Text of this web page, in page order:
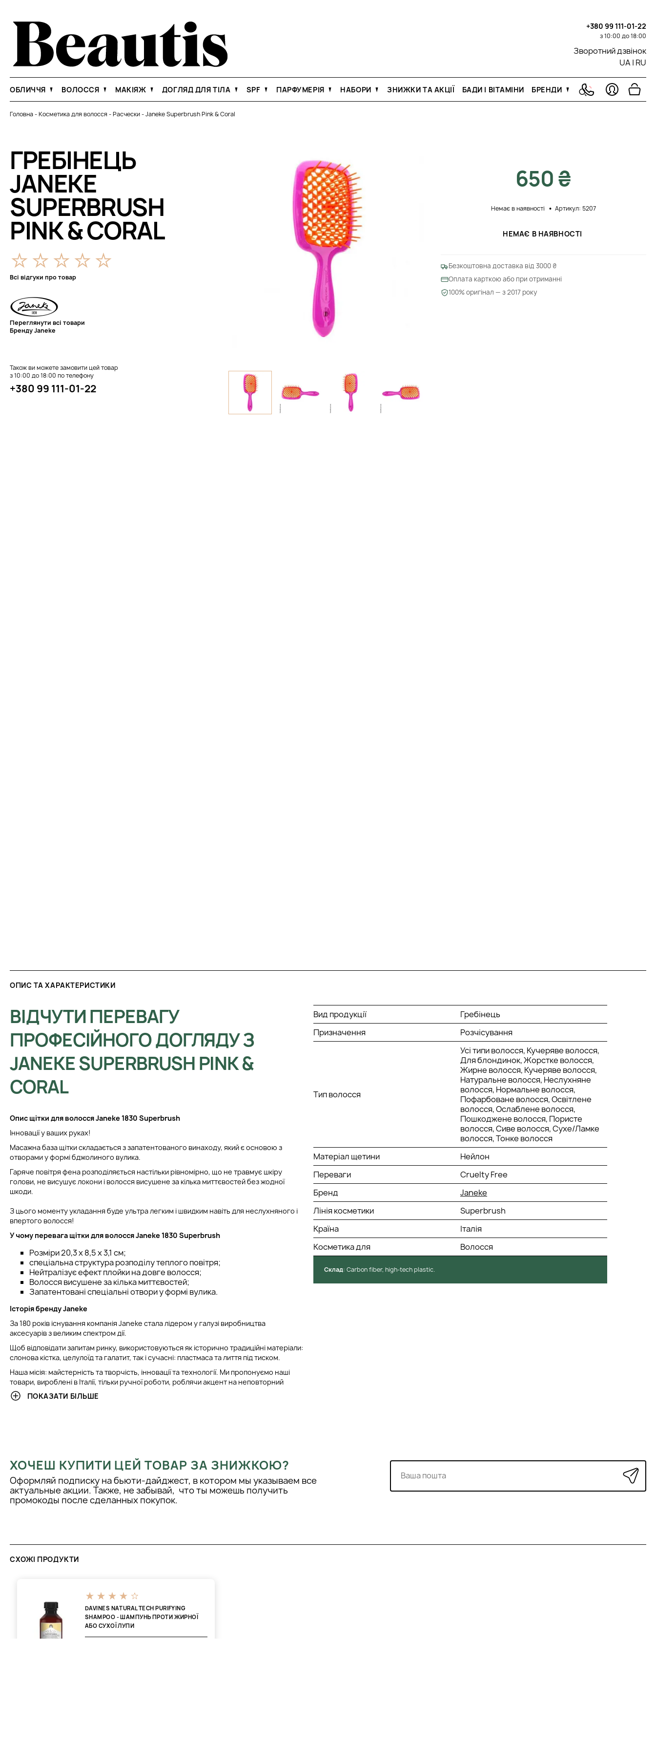
+380 99 111-01-22
з 10:00 до 18:00
Зворотний дзвінок
UA | RU
ОБЛИЧЧЯ ВОЛОССЯ МАКІЯЖ ДОГЛЯД ДЛЯ ТІЛА SPF ПАРФУМЕРІЯ НАБОРИ ЗНИЖКИ ТА АКЦІЇ БАДИ І ВІТАМІНИ БРЕНДИ
Головна-Косметика для волосся -Расчески-Janeke Superbrush Pink & Coral
ГРЕБІНЕЦЬ
JANEKE
SUPERBRUSH
PINK & CORAL
Всі відгуки про товар
Переглянути всі товари
Бренду Janeke
Також ви можете замовити цей товар
з 10:00 до 18:00 по телефону
+380 99 111-01-22
650 ₴
Немає в наявності Артикул: 5207
НЕМАЄ В НАЯВНОСТІ
Безкоштовна доставка від 3000 ₴
Оплата карткою або при отриманні
100% оригінал — з 2017 року
ОПИС ТА ХАРАКТЕРИСТИКИ
ВІДЧУТИ ПЕРЕВАГУ
ПРОФЕСІЙНОГО ДОГЛЯДУ З
JANEKE SUPERBRUSH PINK &
CORAL
Опис щітки для волосся Janeke 1830 Superbrush
Інновації у ваших руках!
Масажна база щітки складається з запатентованого винаходу, який є основою з
отворами у формі бджолиного вулика.
Гаряче повітря фена розподіляється настільки рівномірно, що не травмує шкіру
голови, не висушує локони і волосся висушене за кілька миттєвостей без жодної
шкоди.
З цього моменту укладання буде ультра легким і швидким навіть для неслухняного і
впертого волосся!
У чому перевага щітки для волосся Janeke 1830 Superbrush
Розміри 20,3 x 8,5 x 3,1 см;
спеціальна структура розподілу теплого повітря;
Нейтралізує ефект плойки на довге волосся;
Волосся висушене за кілька миттєвостей;
Запатентовані спеціальні отвори у формі вулика.
Історія бренду Janeke
За 180 років існування компанія Janeke стала лідером у галузі виробництва
аксесуарів з великим спектром дії.
Щоб відповідати запитам ринку, використовуються як історично традиційні матеріали:
слонова кістка, целулоїд та галатит, так і сучасні: пластмаса та лиття під тиском.
Наша місія: майстерність та творчість, інновації та технології. Ми пропонуємо наші
товари, вироблені в Італії, тільки ручної роботи, роблячи акцент на неповторний
дизайн та високу якість матеріалів. В останні роки успіх компанії, дозволив нам
зміцнити внутрішній ринок та значно розвинути ринок за кордоном.
Лінія, яка поєднує в собі елегантність та практичність.
Janeke це ТЕХНОЛОГІЯ
Нова лінія гребінець з карбонового волокна повністю усуває статичну електрику.
Крім того, висока термостійкість та хімічні речовини роблять ці продукти ідеальними
ПОКАЗАТИ БІЛЬШЕ
Вид продукції
Гребінець
Призначення
Розчісування
Тип волосся
Усі типи волосся, Кучеряве волосся,
Для блондинок, Жорстке волосся,
Жирне волосся, Кучеряве волосся,
Натуральне волосся, Неслухняне
волосся, Нормальне волосся,
Пофарбоване волосся, Освітлене
волосся, Ослаблене волосся,
Пошкоджене волосся, Пористе
волосся, Сиве волосся, Сухе/Ламке
волосся, Тонке волосся
Матеріал щетини
Нейлон
Переваги
Cruelty Free
Бренд
Janeke
Лінія косметики
Superbrush
Країна
Італія
Косметика для
Волосся
Cклад: Сarbon fiber, high-tech plastic.
ХОЧЕШ КУПИТИ ЦЕЙ ТОВАР ЗА ЗНИЖКОЮ?
Оформляй подписку на бьюти-дайджест, в котором мы указываем все
актуальные акции. Также, не забывай, что ты можешь получить
промокоды после сделанных покупок.
СХОЖІ ПРОДУКТИ
DAVINES NATURAL TECH PURIFYING
SHAMPOO - ШАМПУНЬ ПРОТИ ЖИРНОЇ
АБО СУХОЇ ЛУПИ